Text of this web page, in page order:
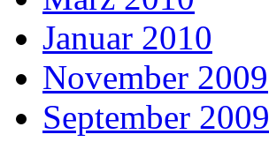
Januar 2010
November 2009
September 2009